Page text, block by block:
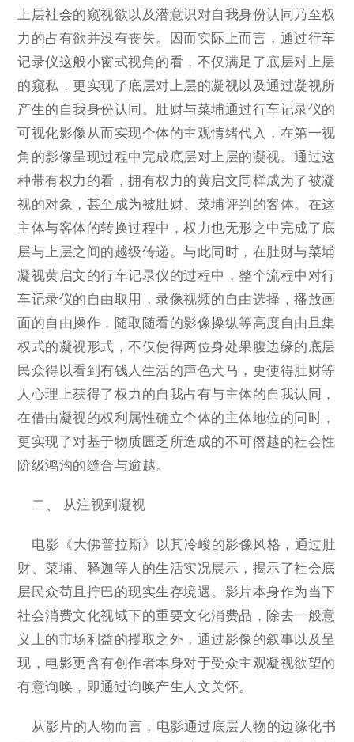
上层社会的窥视欲以及潜意识对自我身份认同乃至权
力的占有欲并没有丧失。因而实际上而言，通过行车
记录仪这般小窗式视角的看，不仅满足了底层对上层
的窥私，更实现了底层对上层的凝视以及通过凝视所
产生的自我身份认同。肚财与菜埔通过行车记录仪的
可视化影像从而实现个体的主观情绪代入，在第一视
角的影像呈现过程中完成底层对上层的凝视。通过这
种带有权力的看，拥有权力的黄启文同样成为了被凝
视的对象，甚至成为被肚财、菜埔评判的客体。在这
主体与客体的转换过程中，权力也无形之中完成了底
层与上层之间的越级传递。与此同时，在肚财与菜埔
凝视黄启文的行车记录仪的过程中，整个流程中对行
车记录仪的自由取用，录像视频的自由选择，播放画
面的自由操作，随取随看的影像操纵等高度自由且集
权式的凝视形式，不仅使得两位身处果腹边缘的底层
民众得以看到有钱人生活的声色犬马，更使得肚财等
人心理上获得了权力的自我占有与主体的自我认同，
在借由凝视的权利属性确立个体的主体地位的同时，
更实现了对基于物质匮乏所造成的不可僭越的社会性
阶级鸿沟的缝合与逾越。
二、 从注视到凝视
电影《大佛普拉斯》以其冷峻的影像风格，通过肚
财、菜埔、释迦等人的生活实况展示，揭示了社会底
层民众苟且拧巴的现实生存境遇。影片本身作为当下
社会消费文化视域下的重要文化消费品，除去一般意
义上的市场利益的攫取之外，通过影像的叙事以及呈
现，电影更含有创作者本身对于受众主观凝视欲望的
有意询唤，即通过询唤产生人文关怀。
从影片的人物而言，电影通过底层人物的边缘化书